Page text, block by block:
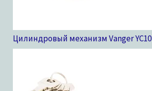
Цилиндровый механизм Vanger YC10